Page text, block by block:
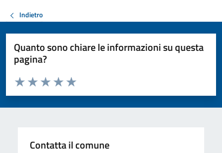
Indietro
Quanto sono chiare le informazioni su questa
pagina?
Valuta da 1 a 5 stelle la pagina
Valuta 5 stelle su 5
Valuta 4 stelle su 5
Valuta 3 stelle su 5
Valuta 2 stelle su 5
Valuta 1 stelle su 5
Contatta il comune